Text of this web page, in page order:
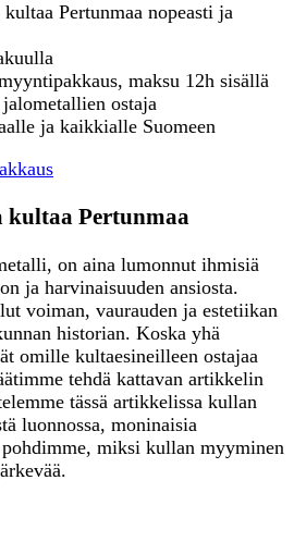
Pertunmaa nopeasti ja
maksu 12h sisällä
ostaja
ja kaikkialle Suomeen
kultaa Pertunmaa
on aina lumonnut ihmisiä
ja harvinaisuuden ansiosta.
voiman, vaurauden ja estetiikan
historian. Koska yhä
omille kultaesineilleen ostajaa
tehdä kattavan artikkelin
tässä artikkelissa kullan
luonnossa, moninaisia
miksi kullan myyminen